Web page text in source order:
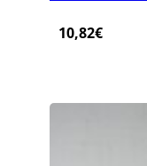
10,82€